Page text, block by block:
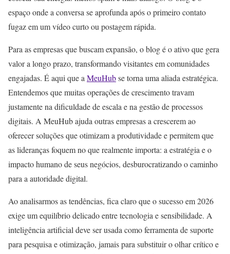
espaço onde a conversa se aprofunda após o primeiro contato
fugaz em um vídeo curto ou postagem rápida.
Para as empresas que buscam expansão, o blog é o ativo que gera
valor a longo prazo, transformando visitantes em comunidades
engajadas. É aqui que a MeuHubse torna uma aliada estratégica.
Entendemos que muitas operações de crescimento travam
justamente na dificuldade de escala e na gestão de processos
digitais. A MeuHub ajuda outras empresas a crescerem ao
oferecer soluções que otimizam a produtividade e permitem que
as lideranças foquem no que realmente importa: a estratégia e o
impacto humano de seus negócios, desburocratizando o caminho
para a autoridade digital.
Ao analisarmos as tendências, fica claro que o sucesso em 2026
exige um equilíbrio delicado entre tecnologia e sensibilidade. A
inteligência artificial deve ser usada como ferramenta de suporte
para pesquisa e otimização, jamais para substituir o olhar crítico e